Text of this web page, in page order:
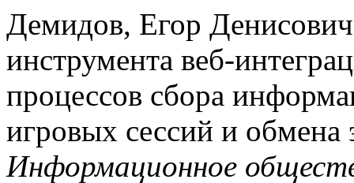
Демидов, Егор
инструмента веб-
процессов сбора
игровых сессий и
Информационное